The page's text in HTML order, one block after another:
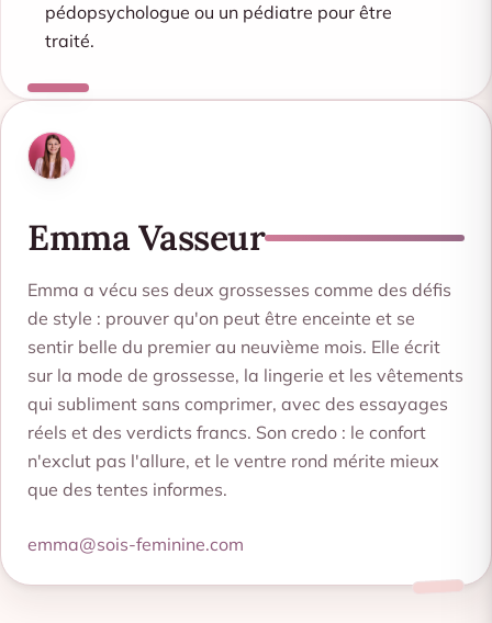
pédopsychologue ou un pédiatre pour être
traité.
Emma Vasseur
Emma a vécu ses deux grossesses comme des défis
de style : prouver qu'on peut être enceinte et se
sentir belle du premier au neuvième mois. Elle écrit
sur la mode de grossesse, la lingerie et les vêtements
qui subliment sans comprimer, avec des essayages
réels et des verdicts francs. Son credo : le confort
n'exclut pas l'allure, et le ventre rond mérite mieux
que des tentes informes.
emma@sois-feminine.com